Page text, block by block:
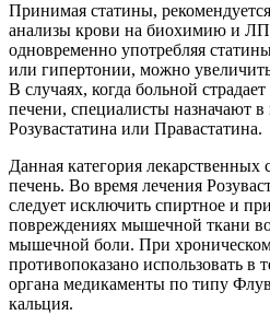
Принимая статины,
анализы крови на биохимию и
одновременно употребляя
или гипертонии, можно
В случаях, когда больной
печени, специалисты назначают
Розувастатина или Правастатина.
Данная категория лекарственных
печень. Во время лечения
следует исключить спиртное и
повреждениях мышечной ткани
мышечной боли. При
противопоказано использовать в
органа медикаменты по типу
кальция.